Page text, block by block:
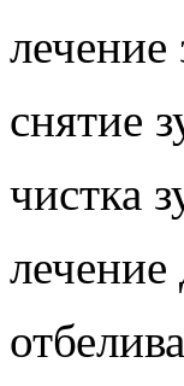
снятие
чистка
лечение